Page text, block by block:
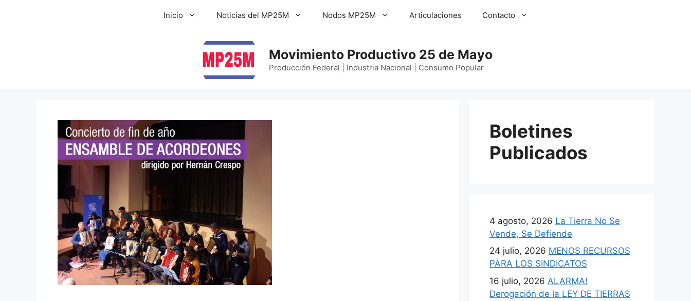
Inicio Noticias del MP25M Nodos MP25M Articulaciones Contacto
Movimiento Productivo 25 de Mayo
Producción Federal | Industria Nacional | Consumo Popular
Boletines
Publicados
4 agosto, 2026 La Tierra No Se
Vende, Se Defiende
24 julio, 2026 MENOS RECURSOS
PARA LOS SINDICATOS
16 julio, 2026 ALARMA!
Derogación de la LEY DE TIERRAS